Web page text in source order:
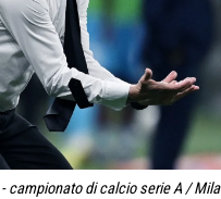
campionato di calcio serie A /